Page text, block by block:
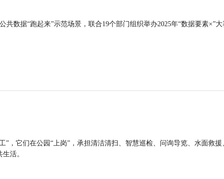
共数据“跑起来”示范场景，联合19个部门组织举办2025年“数据要素×”大
”，它们在公园“上岗”，承担清洁清扫、智慧巡检、问询导览、水面救援
活。